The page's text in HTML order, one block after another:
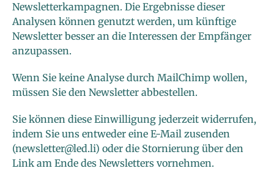
Newsletterkampagnen. Die Ergebnisse dieser
Analysen können genutzt werden, um künftige
Newsletter besser an die Interessen der Empfänger
anzupassen.
Wenn Sie keine Analyse durch MailChimp wollen,
müssen Sie den Newsletter abbestellen.
Sie können diese Einwilligung jederzeit widerrufen,
indem Sie uns entweder eine E-Mail zusenden
(newsletter@led.li) oder die Stornierung über den
Link am Ende des Newsletters vornehmen.